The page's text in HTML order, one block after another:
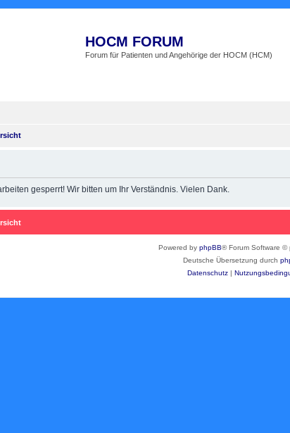
HOCM FORUM
Forum für Patienten und Angehörige der HOCM (HCM)
gesperrt! Wir bitten um Ihr Verständnis. Vielen Dank.
Powered by phpBB® Forum Software ©
Deutsche Übersetzung durch
Datenschutz|